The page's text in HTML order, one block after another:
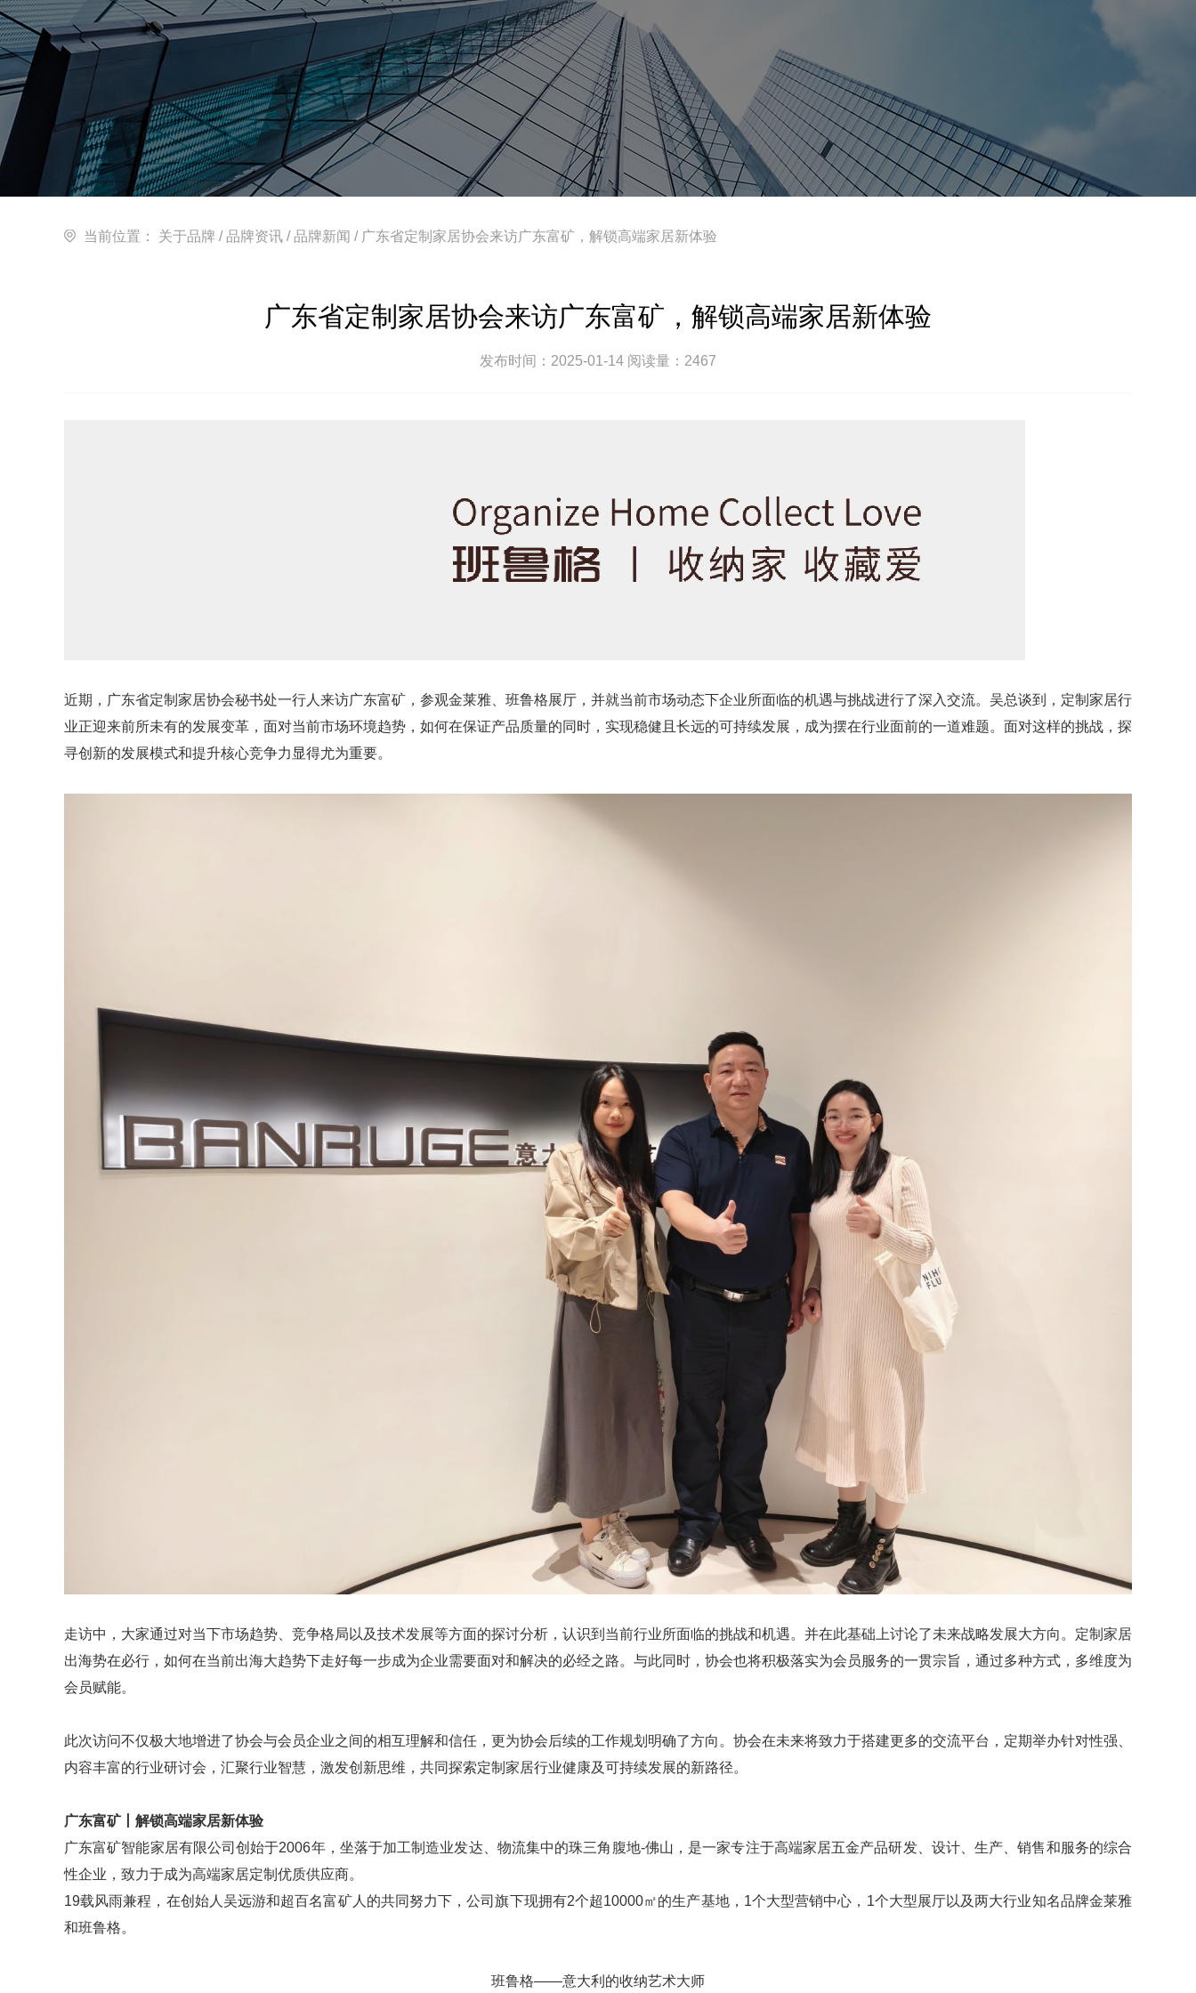
当前位置： 关于品牌 / 品牌资讯 / 品牌新闻 / 广东省定制家居协会来访广东富矿，解锁高端家居新体验
广东省定制家居协会来访广东富矿，解锁高端家居新体验
发布时间：2025-01-14 阅读量：2467
近期，广东省定制家居协会秘书处一行人来访广东富矿，参观金莱雅、班鲁格展厅，并就当前市场动态下企业所面临的机遇与挑战进行了深入交流。吴总谈到，定制家居行
业正迎来前所未有的发展变革，面对当前市场环境趋势，如何在保证产品质量的同时，实现稳健且长远的可持续发展，成为摆在行业面前的一道难题。面对这样的挑战，探
寻创新的发展模式和提升核心竞争力显得尤为重要。
走访中，大家通过对当下市场趋势、竞争格局以及技术发展等方面的探讨分析，认识到当前行业所面临的挑战和机遇。并在此基础上讨论了未来战略发展大方向。定制家居
出海势在必行，如何在当前出海大趋势下走好每一步成为企业需要面对和解决的必经之路。与此同时，协会也将积极落实为会员服务的一贯宗旨，通过多种方式，多维度为
会员赋能。
此次访问不仅极大地增进了协会与会员企业之间的相互理解和信任，更为协会后续的工作规划明确了方向。协会在未来将致力于搭建更多的交流平台，定期举办针对性强、
内容丰富的行业研讨会，汇聚行业智慧，激发创新思维，共同探索定制家居行业健康及可持续发展的新路径。
广东富矿丨解锁高端家居新体验
广东富矿智能家居有限公司创始于2006年，坐落于加工制造业发达、物流集中的珠三角腹地-佛山，是一家专注于高端家居五金产品研发、设计、生产、销售和服务的综合
性企业，致力于成为高端家居定制优质供应商。
19载风雨兼程，在创始人吴远游和超百名富矿人的共同努力下，公司旗下现拥有2个超10000㎡的生产基地，1个大型营销中心，1个大型展厅以及两大行业知名品牌金莱雅
和班鲁格。
班鲁格——意大利的收纳艺术大师